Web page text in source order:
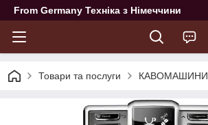
From Germany Техніка з Німеччини
Товари та послуги КАВОМАШИНИ